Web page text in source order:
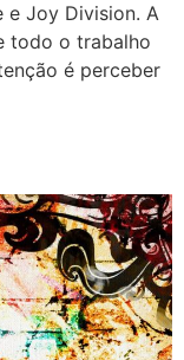
e Joy Division. A
todo o trabalho
é perceber